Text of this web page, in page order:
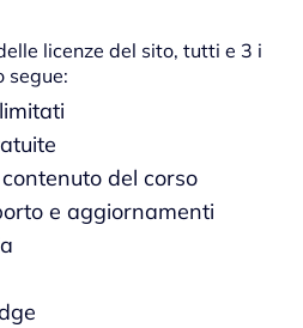
licenze del sito, tutti e 3 i
segue:
del corso
e aggiornamenti